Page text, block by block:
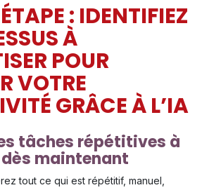
: IDENTIFIEZ
À
POUR
VOTRE
GRÂCE À L’IA
tâches répétitives à
maintenant
tout ce qui est répétitif, manuel,